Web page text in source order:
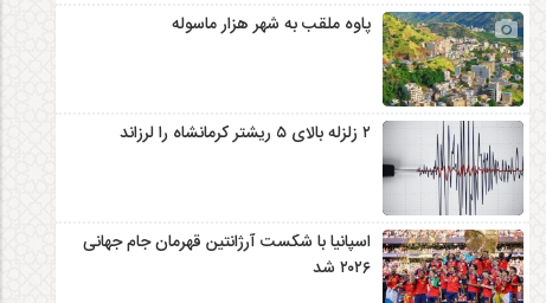
پاوه ملقب به شهر هزار ماسوله
۲ زلزله‌ بالای ۵ ریشتر کرمانشاه را لرزاند
اسپانیا با شکست آرژانتین قهرمان جام جهانی
۲۰۲۶ شد